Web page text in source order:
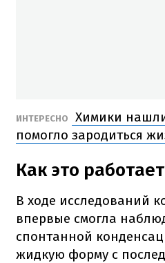
ИНТЕРЕСНО
Химики
помогло зародиться
Как это работает
В ходе исследований
впервые смогла
спонтанной
жидкую форму с